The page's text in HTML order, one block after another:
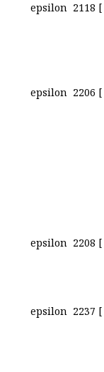
epsilon 2118 [
epsilon 2206 [
epsilon 2208 [
epsilon 2237 [